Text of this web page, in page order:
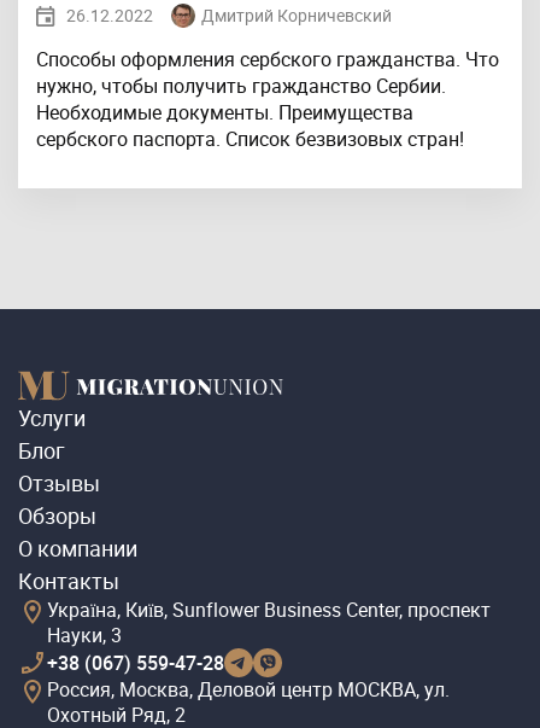
26.12.2022 Дмитрий Корничевский
Способы оформления сербского гражданства. Что
нужно, чтобы получить гражданство Сербии.
Необходимые документы. Преимущества
сербского паспорта. Список безвизовых стран!
Услуги
Блог
Отзывы
Обзоры
О компании
Контакты
Україна, Київ, Sunflower Business Center, проспект
Науки, 3
+38 (067) 559-47-28
Россия, Москва, Деловой центр МОСКВА, ул.
Охотный Ряд, 2